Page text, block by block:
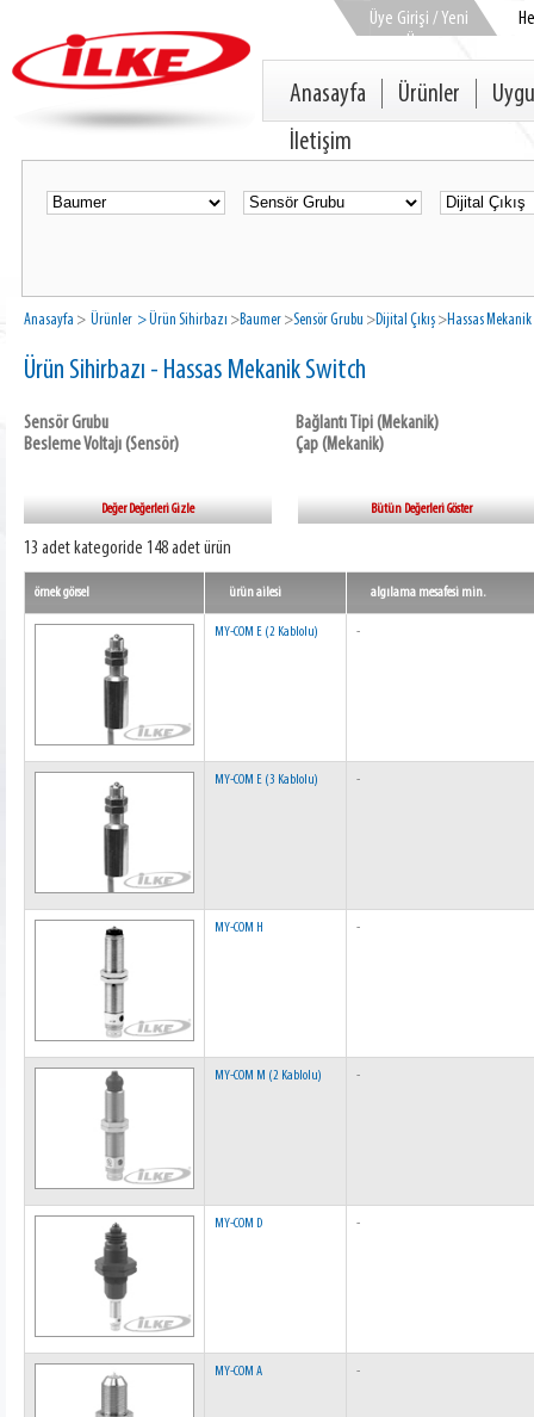
Üye Girişi / Yeni
Üye
Anasayfa Ürünler
İletişim
Anasayfa > Ürünler > Ürün Sihirbazı >Baumer >Sensör Grubu >Dijital Çıkış >Hassas
Ürün Sihirbazı - Hassas Mekanik Switch
Sensör Grubu
Besleme Voltajı (Sensör)
Bağlantı Tipi (Mekanik)
Çap (Mekanik)
Değer Değerleri Gizle Bütün Değerleri Göster
13 adet kategoride 148 adet ürün
örnek görsel ürün ailesi algılama mesafesi min.
MY-COM E (2 Kablolu) -
MY-COM E (3 Kablolu) -
MY-COM H -
MY-COM M (2 Kablolu) -
MY-COM D -
MY-COM A -